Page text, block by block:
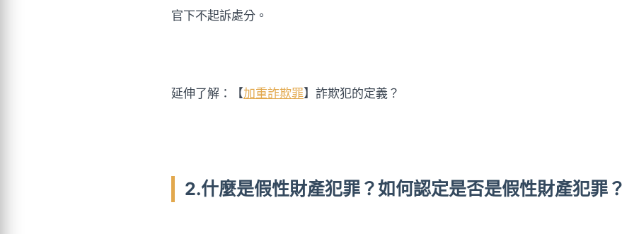
官下不起訴處分。
延伸了解：【加重詐欺罪】詐欺犯的定義？
2.什麼是假性財產犯罪？如何認定是否是假性財產犯罪？